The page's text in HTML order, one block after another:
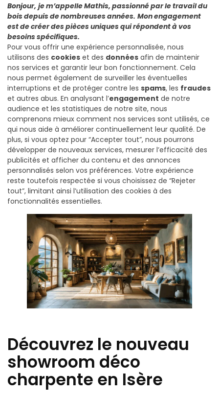
Bonjour, je m’appelle Mathis, passionné par le travail du
bois depuis de nombreuses années. Mon engagement
est de créer des pièces uniques qui répondent à vos
besoins spécifiques.
Pour vous offrir une expérience personnalisée, nous
utilisons des cookies et des données afin de maintenir
nos services et garantir leur bon fonctionnement. Cela
nous permet également de surveiller les éventuelles
interruptions et de protéger contre les spams, les fraudes
et autres abus. En analysant l’engagement de notre
audience et les statistiques de notre site, nous
comprenons mieux comment nos services sont utilisés, ce
qui nous aide à améliorer continuellement leur qualité. De
plus, si vous optez pour “Accepter tout”, nous pourrons
développer de nouveaux services, mesurer l’efficacité des
publicités et afficher du contenu et des annonces
personnalisés selon vos préférences. Votre expérience
reste toutefois respectée si vous choisissez de “Rejeter
tout”, limitant ainsi l’utilisation des cookies à des
fonctionnalités essentielles.
Découvrez le nouveau
showroom déco
charpente en Isère